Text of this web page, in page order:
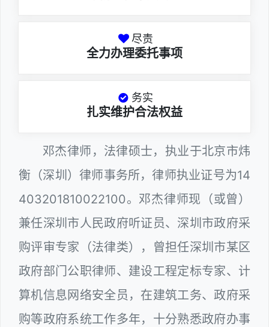
尽责
全力办理委托事项
务实
扎实维护合法权益
邓杰律师，法律硕士，执业于北京市炜
衡（深圳）律师事务所，律师执业证号为14
403201810022100。邓杰律师现（或曾）
兼任深圳市人民政府听证员、深圳市政府采
购评审专家（法律类），曾担任深圳市某区
政府部门公职律师、建设工程定标专家、计
算机信息网络安全员，在建筑工务、政府采
购等政府系统工作多年，十分熟悉政府办事